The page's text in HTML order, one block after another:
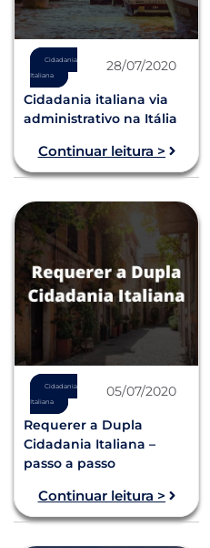
Cidadania
Italiana
28/07/2020
Cidadania italiana via
administrativo na Itália
Continuar leitura >
Cidadania
Italiana
05/07/2020
Requerer a Dupla
Cidadania Italiana –
passo a passo
Continuar leitura >